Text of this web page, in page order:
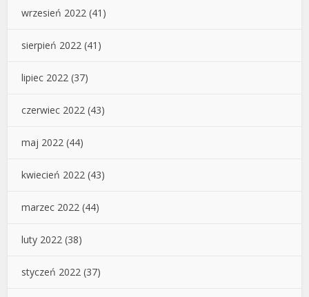
wrzesień 2022 (41)
sierpień 2022 (41)
lipiec 2022 (37)
czerwiec 2022 (43)
maj 2022 (44)
kwiecień 2022 (43)
marzec 2022 (44)
luty 2022 (38)
styczeń 2022 (37)